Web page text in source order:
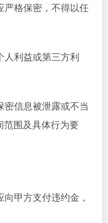
严格保密，不得以任
人利益或第三方利
信息被泄露或不当
范围及具体行为要
甲方支付违约金，